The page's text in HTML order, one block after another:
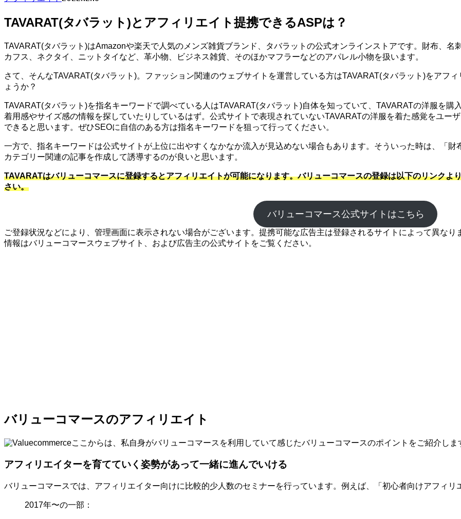
TAVARAT(タバラット)とアフィリエイト提携できるASPは？
TAVARAT(タバラット)はAmazonや楽天で人気のメンズ雑貨ブランド、タバラットの公式オンラインストアです。財布、名
カフス、ネクタイ、ニットタイなど、革小物、ビジネス雑貨、そのほかマフラーなどのアパレル小物を扱います。
さて、そんなTAVARAT(タバラット)。ファッション関連のウェブサイトを運営している方はTAVARAT(タバラット)をアフ
ょうか？
TAVARAT(タバラット)を指名キーワードで調べている人はTAVARAT(タバラット)自体を知っていて、TAVARATの洋服を
着用感やサイズ感の情報を探していたりしているはず。公式サイトで表現されていないTAVARATの洋服を着た感覚をユー
できると思います。ぜひSEOに自信のある方は指名キーワードを狙って行ってください。
一方で、指名キーワードは公式サイトが上位に出やすくなかなか流入が見込めない場合もあります。そういった時は、「財
カテゴリー関連の記事を作成して誘導するのが良いと思います。
TAVARATはバリューコマースに登録するとアフィリエイトが可能になります。バリューコマースの登録は以下のリンクよ
さい。
バリューコマース公式サイトはこちら
ご登録状況などにより、管理画面に表示されない場合がございます。提携可能な広告主は登録されるサイトによって異な
情報はバリューコマースウェブサイト、および広告主の公式サイトをご覧ください。
バリューコマースのアフィリエイト
ここからは、私自身がバリューコマースを利用していて感じたバリューコマースのポイントをご紹介しま
アフィリエイターを育てていく姿勢があって一緒に進んでいける
バリューコマースでは、アフィリエイター向けに比較的少人数のセミナーを行っています。例えば、「初心者向けアフィリ
2017年〜の一部：